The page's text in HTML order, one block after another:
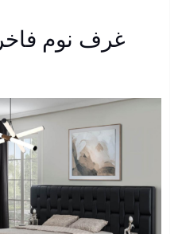
غرف نوم